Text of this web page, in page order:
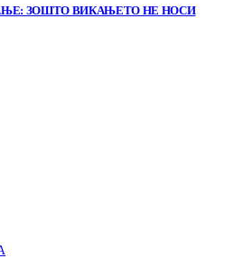
ЗОШТО ВИКАЊЕТО НЕ НОСИ